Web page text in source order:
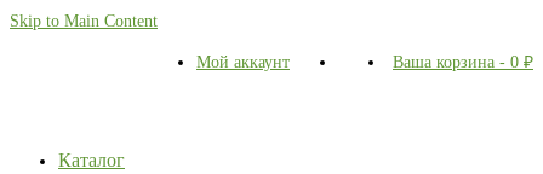
Skip to Main Content
Мой аккаунт Ваша корзина - 0 ₽
Каталог